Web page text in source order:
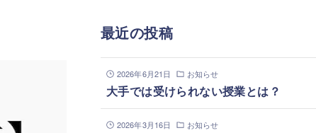
最近の投稿
2026年6月21日 お知らせ
大手では受けられない授業とは？
2026年3月16日 お知らせ